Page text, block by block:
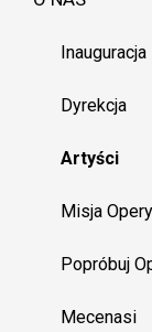
Dyrekcja
Artyści
Misja Opery
Popróbuj
Mecenasi